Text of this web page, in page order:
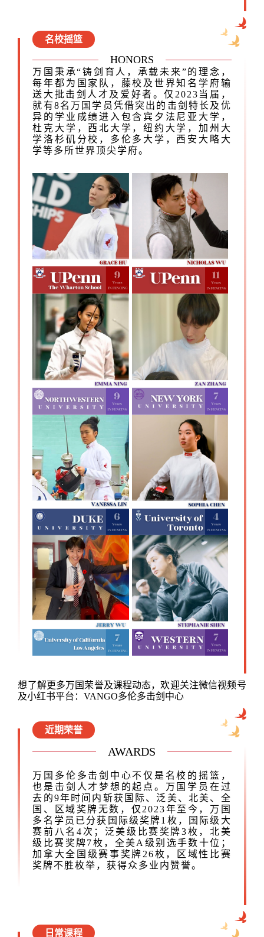
名校摇篮
HONORS
万国秉承“铸剑育人，承载未来”的理念，
每年都为国家队，藤校及世界知名学府输
送大批击剑人才及爱好者。仅2023当届，
就有8名万国学员凭借突出的击剑特长及优
异的学业成绩进入包含宾夕法尼亚大学，
杜克大学，西北大学，纽约大学，加州大
学洛杉矶分校，多伦多大学，西安大略大
学等多所世界顶尖学府。
想了解更多万国荣誉及课程动态，欢迎关注微信视频号
及小红书平台：VANGO多伦多击剑中心
近期荣誉
AWARDS
万国多伦多击剑中心不仅是名校的摇篮，
也是击剑人才梦想的起点。万国学员在过
去的9年时间内斩获国际、泛美、北美、全
国、区域奖牌无数，仅2023年至今，万国
多名学员已分获国际级奖牌1枚，国际级大
赛前八名4次；泛美级比赛奖牌3枚，北美
级比赛奖牌7枚，全美A级别选手数十位；
加拿大全国级赛事奖牌26枚，区域性比赛
奖牌不胜枚举，获得众多业内赞誉。
日常课程